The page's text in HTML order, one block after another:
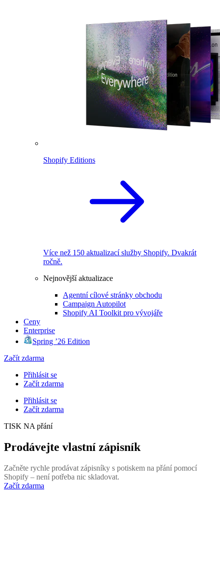
Shopify Editions
Více než 150 aktualizací služby Shopify. Dvakrát
ročně.
Nejnovější aktualizace
Agentní cílové stránky obchodu
Campaign Autopilot
Shopify AI Toolkit pro vývojáře
Ceny
Enterprise
Spring ’26 Edition
Začít zdarma
Přihlásit se
Začít zdarma
Přihlásit se
Začít zdarma
TISK NA přání
Prodávejte vlastní zápisník
Začněte rychle prodávat zápisníky s potiskem na přání pomocí
Shopify – není potřeba nic skladovat.
Začít zdarma